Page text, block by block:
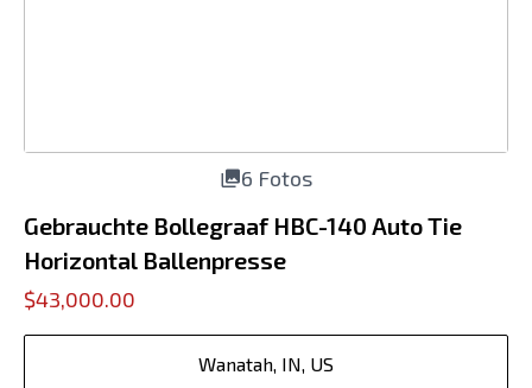
6 Fotos
Gebrauchte Bollegraaf HBC-140 Auto Tie
Horizontal Ballenpresse
$43,000.00
Wanatah, IN, US